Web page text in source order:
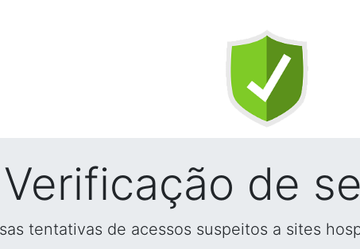
Verificação de
tentativas de acessos suspeitos a sites